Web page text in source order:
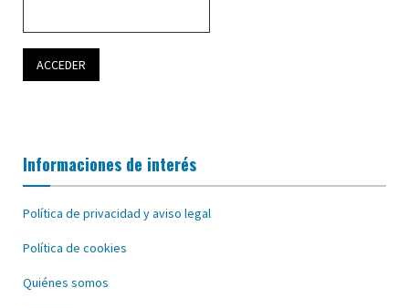
Informaciones de interés
Política de privacidad y aviso legal
Política de cookies
Quiénes somos